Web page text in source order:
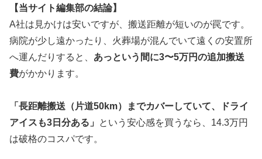
【当サイト編集部の結論】
A社は見かけは安いですが、搬送距離が短いのが罠です。
病院が少し遠かったり、火葬場が混んでいて遠くの安置所
へ運んだりすると、 あっという間に3〜5万円の追加搬送
費がかかります。
「長距離搬送（片道50km）までカバーしていて、ドライ
アイスも3日分ある」
という安心感を買うなら、14.3万円
は破格のコスパです。